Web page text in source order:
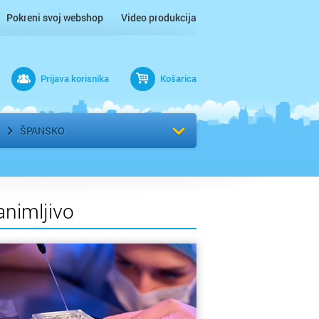
Pokreni svoj webshop Video produkcija
Prijava korisnika Košarica
ŠPANSKO